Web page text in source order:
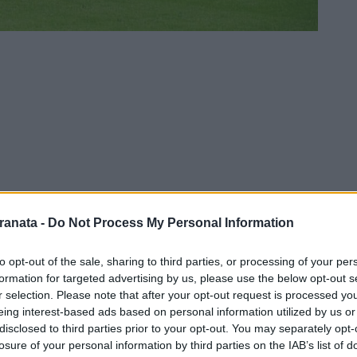
- Do Not Process My Personal Information
opt-out of the sale, sharing to third parties, or processing of your
for targeted advertising by us, please use the below opt-out
selection. Please note that after your opt-out request is processed
interest-based ads based on personal information utilized by us
to third parties prior to your opt-out. You may separately
of your personal information by third parties on the IAB’s list of
2 gol realizzati, l'ex Juventus Antonio
sera con i piemontesi, reduci dalla
classe 1987 non ha collezionato
tant'è vero che sono altre le piazze in